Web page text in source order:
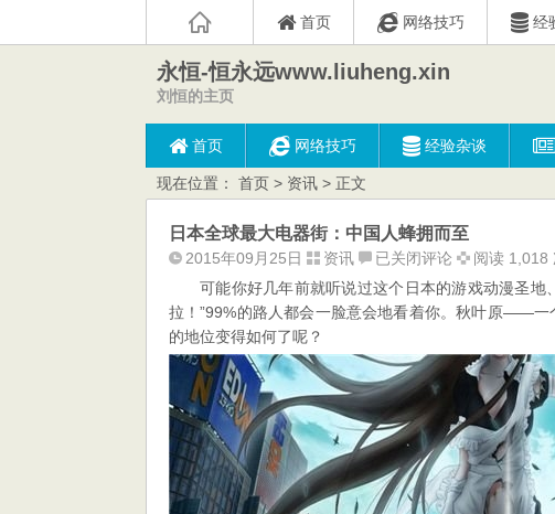
首页 网络技巧 经
永恒-恒永远www.liuheng.xin
刘恒的主页
首页 网络技巧 经验杂谈
现在位置： 首页 > 资讯 > 正文
日本全球最大电器街：中国人蜂拥而至
2015年09月25日 资讯
日
本
全
最
大
电
器
街：
中
国
已关闭评论
阅读 1,018
可能你好几年前就听说过这个日本的游戏动漫圣
拉！”99%的路人都会一脸意会地看着你。秋叶原——一
的地位变得如何了呢？